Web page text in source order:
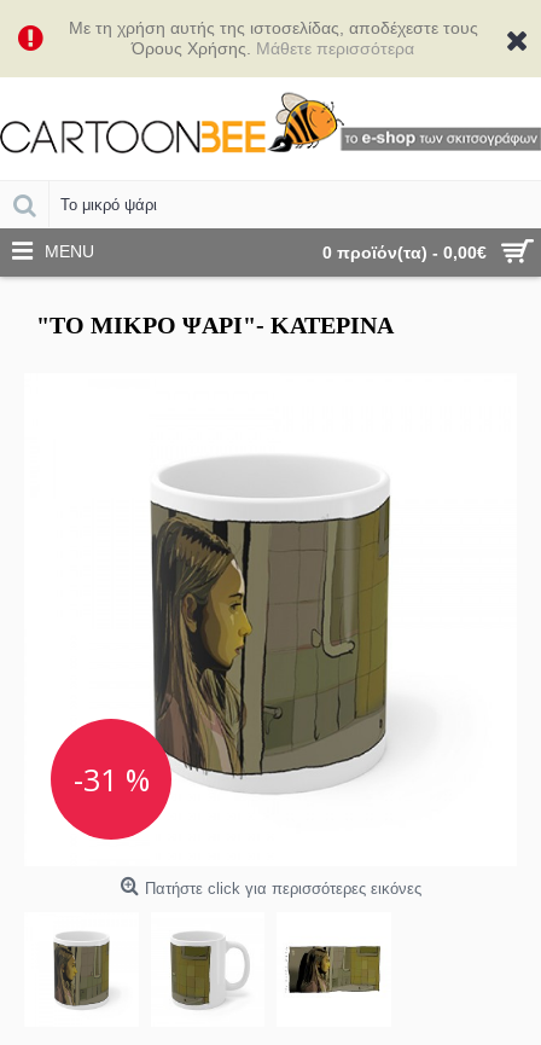
Με τη χρήση αυτής της ιστοσελίδας, αποδέχεστε τους
Όρους Χρήσης. Μάθετε περισσότερα
0 προϊόν(τα) - 0,00€
MENU
"ΤΟ ΜΙΚΡΌ ΨΆΡΙ"- ΚΑΤΕΡΊΝΑ
-31 %
Πατήστε click για περισσότερες εικόνες